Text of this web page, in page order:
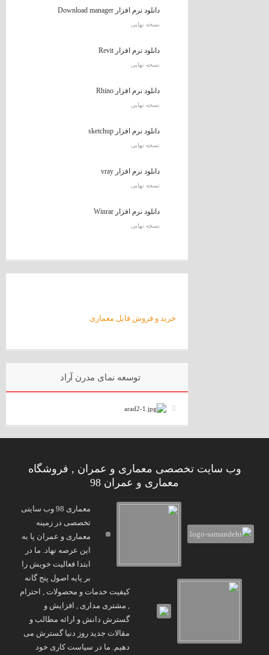
دانلود نرم افزار Download manager
نسخه نهایی
دانلود نرم افزار Revit
نسخه نهایی
دانلود نرم افزار Rhino
نسخه نهایی
دانلود نرم افزار sketchup
نسخه نهایی
دانلود نرم افزار vray
نسخه نهایی
دانلود نرم افزار Winrar
نسخه نهایی
خرید و فروش فایل معماری
توسعه نمای مدرن آراد
وب سایت تخصصی معماری و عمران , فروشگاه
معماری و عمران 98
معماری 98 وب سایتی
تخصصی در زمینه
معماری و عمران پا به
این عرصه نهاد. ما در
ابتدا فعالیت خویش را
بر پایه اصول پنج گانه
کیفیت خدمات و محصولات , احترام
, مشتری مداری , افزایش و
گسترش دانش و ارائه مطالب و
مقالات جدید روز دنیا گسترش می
دهیم. ما در سیاست کاری خود